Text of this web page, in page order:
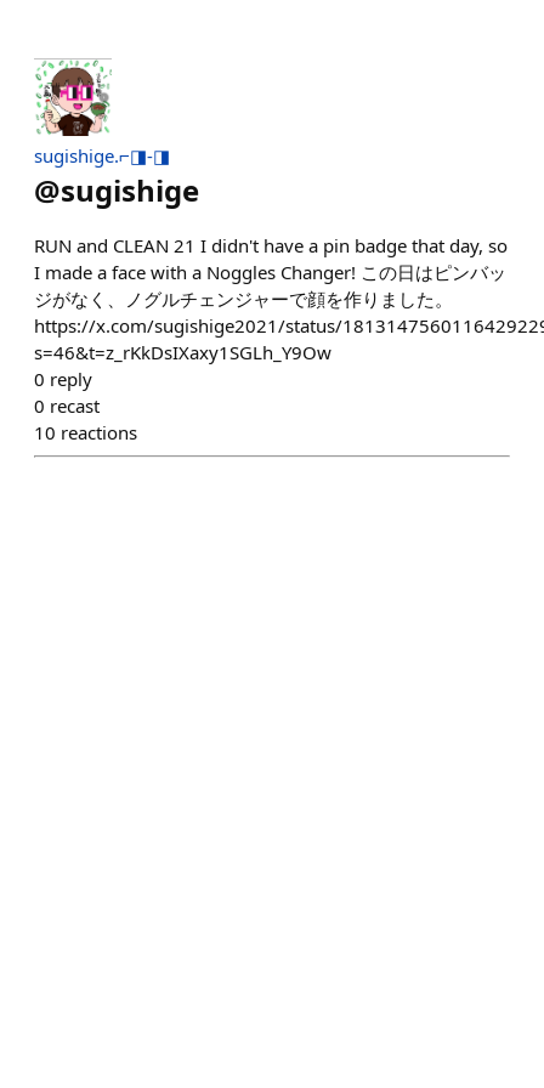
sugishige.⌐◨-◨
@sugishige
RUN and CLEAN 21 I didn't have a pin badge that day, so
I made a face with a Noggles Changer! この日はピンバッ
ジがなく、ノグルチェンジャーで顔を作りました。
https://x.com/sugishige2021/status/
s=46&t=z_rKkDsIXaxy1SGLh_Y9Ow
0 reply
0 recast
10 reactions